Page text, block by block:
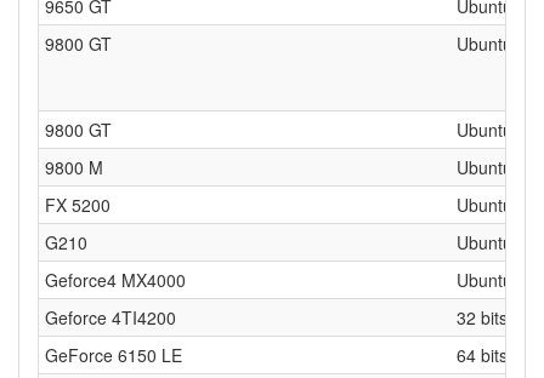
9650 GT
Ubuntu 32
9800 GT
Ubuntu
9800 GT
Ubuntu
9800 M
Ubuntu 32
FX 5200
Ubuntu
G210
Ubuntu 64
Geforce4 MX4000
Ubuntu 32
Geforce 4TI4200
32 bits
GeForce 6150 LE
64 bits